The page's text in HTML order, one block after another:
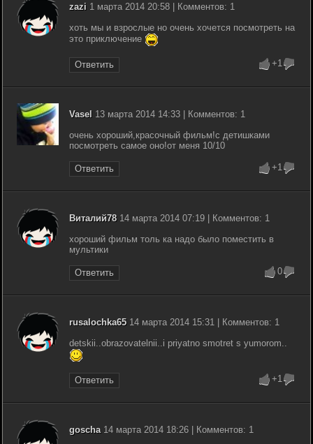
zazi 1 марта 2014 20:58 | Комментов: 1
хоть мы и взрослые но очень хочется посмотреть на
это приключение
Ответить +1
Vasel 13 марта 2014 14:33 | Комментов: 1
очень хороший,красочный фильм!с детишками
посмотреть самое оно!от меня 10/10
Ответить +1
Виталий7814 марта 2014 07:19 | Комментов: 1
хороший фильм толь ка надо было поместить в
мультики
Ответить 0
rusalochka6514 марта 2014 15:31 | Комментов: 1
detskii..obrazovatelnii..i priyatno smotret s yumorom..
Ответить +1
goscha 14 марта 2014 18:26 | Комментов: 1